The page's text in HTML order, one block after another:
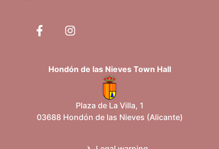
Hondón de las Nieves Town Hall
Plaza de La Villa, 1
03688 Hondón de las Nieves (Alicante)